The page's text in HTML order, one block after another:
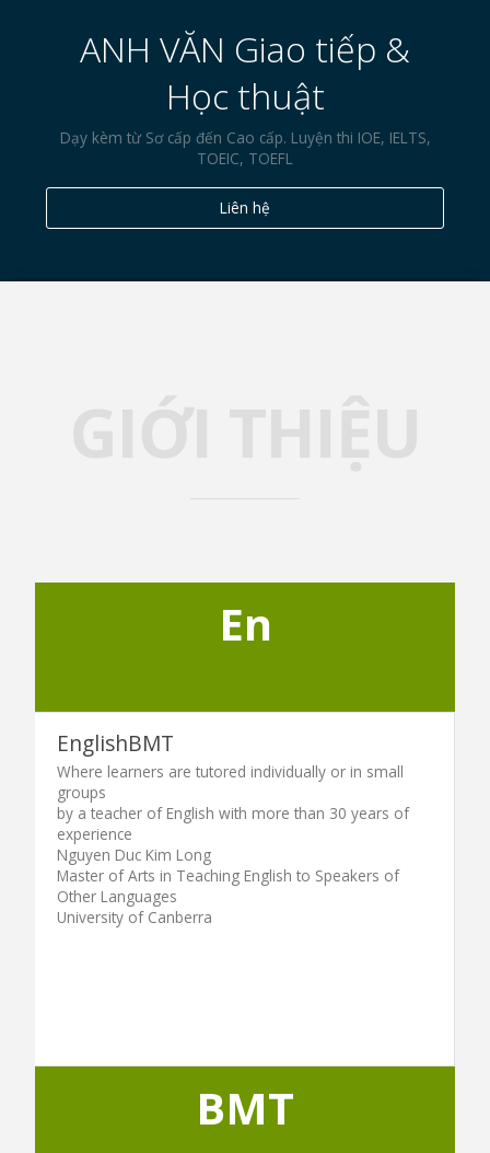
ANH VĂN Giao tiếp &
Học thuật
Dạy kèm từ Sơ cấp đến Cao cấp. Luyện thi IOE, IELTS,
TOEIC, TOEFL
Liên hệ
En
EnglishBMT
Where learners are tutored individually or in small
groups
by a teacher of English with more than 30 years of
experience
Nguyen Duc Kim Long
Master of Arts in Teaching English to Speakers of
Other Languages
University of Canberra
BMT